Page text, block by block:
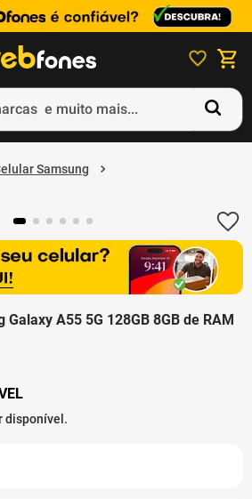
e muito mais...
Samsung
A55 5G 128GB 8GB de RAM